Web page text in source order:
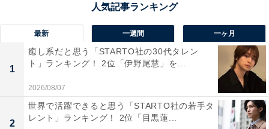
ほかにも、「多文化主義が推進されており、充実したサ
ポートが受けられそうだから（30代女性／その他）」
「移民を受け入れている国のイメージ。ワーホリや、医
療職としての職の幅も広がりそうだから（30代女性／そ
の他）」「海を楽しめて、開放的でゆっくりした時間を
過ごせそうだから（30代女性／千葉県）」などの声があ
りました。
最新 一週間 一ヶ月
1
癒し系だと思う「STARTO社の30代タレン
ト」ランキング！ 2位「伊野尾慧」を...
2026/08/07
2
世界で活躍できると思う「STARTO社の若手タ
レント」ランキング！ 2位「目黒蓮...